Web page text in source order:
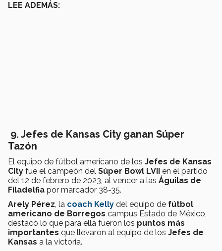
LEE ADEMÁS:
9. Jefes de Kansas City ganan Súper
Tazón
El equipo de fútbol americano de los Jefes de Kansas
City fue el campeón del Súper Bowl LVII en el partido
del 12 de febrero de 2023, al vencer a las Águilas de
Filadelfia por marcador 38-35.
Arely Pérez, la coach Kelly del equipo de fútbol
americano de Borregos campus Estado de México,
destacó lo que para ella fueron los puntos más
importantes que llevaron al equipo de los Jefes de
Kansas a la victoria.